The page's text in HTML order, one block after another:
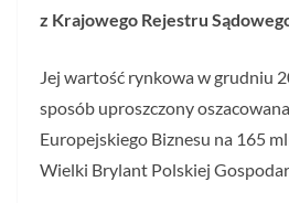
z Krajowego Rejestru
Jej wartość rynkowa w grudniu
sposób uproszczony
Europejskiego Biznesu na 165
Wielki Brylant Polskiej